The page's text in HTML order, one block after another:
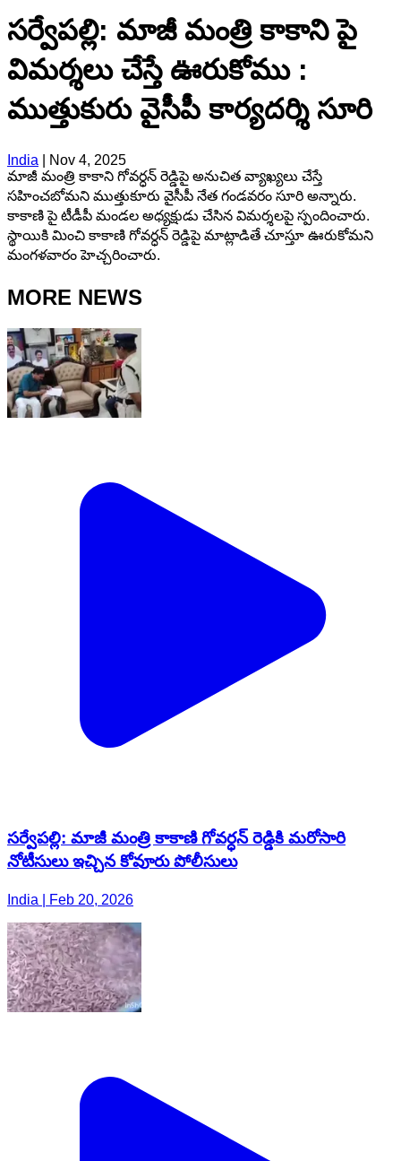
సర్వేపల్లి: మాజీ మంత్రి కాకాని పై
విమర్శలు చేస్తే ఊరుకోము :
ముత్తుకురు వైసీపీ కార్యదర్శి సూరి
India
Nov 4, 2025
మాజీ మంత్రి కాకాని గోవర్ధన్ రెడ్డిపై అనుచిత వ్యాఖ్యలు చేస్తే
సహించబోమని ముత్తుకూరు వైసీపీ నేత గండవరం సూరి అన్నారు.
కాకాణి పై టీడీపీ మండల అధ్యక్షుడు చేసిన విమర్శలపై స్పందించారు.
స్థాయికి మించి కాకాణి గోవర్ధన్ రెడ్డిపై మాట్లాడితే చూస్తూ ఊరుకోమని
మంగళవారం హెచ్చరించారు.
MORE NEWS
సర్వేపల్లి: మాజీ మంత్రి కాకాణి గోవర్ధన్ రెడ్డికి మరోసారి
నోటీసులు ఇచ్చిన కోవూరు పోలీసులు
India | Feb 20, 2026